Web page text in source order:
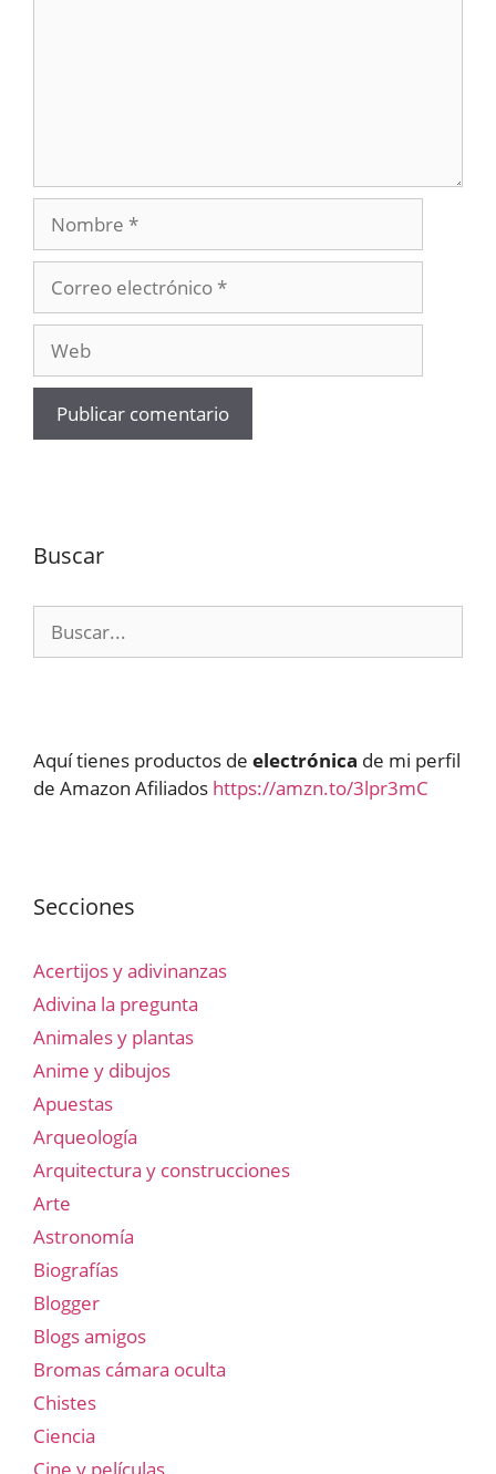
Nombre
electrónico
Buscar
Aquí tienes productos de electrónica de mi perfil
de Amazon Afiliados https://amzn.to/3lpr3mC
Secciones
Acertijos y adivinanzas
Adivina la pregunta
Animales y plantas
Anime y dibujos
Apuestas
Arqueología
Arquitectura y construcciones
Arte
Astronomía
Biografías
Blogger
Blogs amigos
Bromas cámara oculta
Chistes
Ciencia
Cine y películas